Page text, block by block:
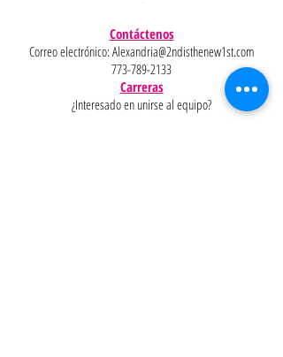
Contáctenos
Correo electrónico: Alexandria@2ndisthenew1st.com
773-789-2133
Carreras
¿Interesado en unirse al equipo?